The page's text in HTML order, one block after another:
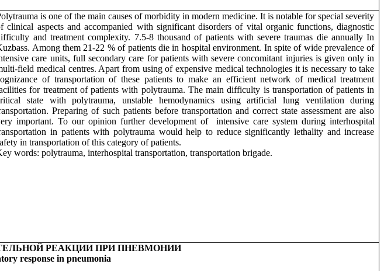
is one of the main causes of morbidity in modern medicine. It is notable for special severity
clinical aspects and accompanied with significant disorders of vital organic functions, diagnostic
and treatment complexity. 7.5-8 thousand of patients with severe traumas die annually In
Among them 21-22 % of patients die in hospital environment. In spite of wide prevalence of
care units, full secondary care for patients with severe concomitant injuries is given only in
field medical centres. Apart from using of expensive medical technologies it is necessary to take
of transportation of these patients to make an efficient network of medical treatment
for treatment of patients with polytrauma. The main difficulty is transportation of patients in
state with polytrauma, unstable hemodynamics using artificial lung ventilation during
Preparing of such patients before transportation and correct state assessment are also
important. To our opinion further development of
intensive care system during interhospital
in patients with polytrauma would help to reduce significantly lethality and increase
in transportation of this category of patients.
words: polytrauma, interhospital transportation, transportation brigade.
РЕАКЦИИ ПРИ ПНЕВМОНИИ
response in pneumonia